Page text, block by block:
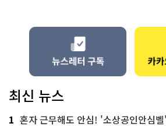
최신 뉴스
1 혼자 근무해도 안심! '소상공인안심